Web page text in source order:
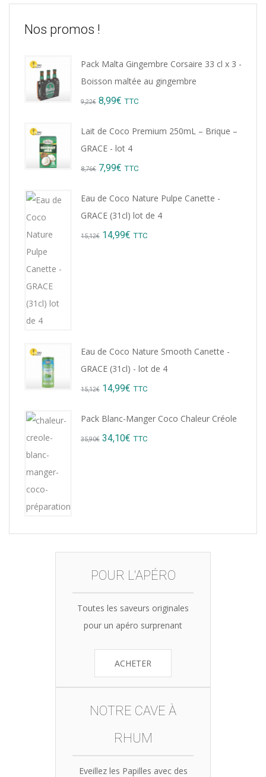
Nos promos !
Pack Malta Gingembre Corsaire 33 cl x 3 -
Boisson maltée au gingembre
9,22€ Original
8,99€ Current
TTC
Lait de Coco Premium 250mL – Brique –
GRACE - lot 4
8,76€ Original
7,99€ Current
TTC
Eau de Coco Nature Pulpe Canette -
GRACE (31cl) lot de 4
15,12€ Original
14,99€ Current
TTC
Eau de Coco Nature Smooth Canette -
GRACE (31cl) - lot de 4
15,12€ Original
15,12€.
14,99€ Current
TTC
Pack Blanc-Manger Coco Chaleur Créole
35,90€ Original
34,10€ Current
TTC
POUR L'APÉRO
Toutes les saveurs originales
pour un apéro surprenant
ACHETER
NOTRE CAVE À
RHUM
Eveillez les Papilles avec des